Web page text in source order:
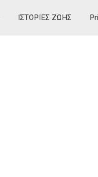
ΙΣΤΟΡΙΕΣ ΖΩΗΣ